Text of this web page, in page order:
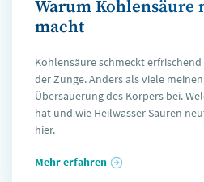
Warum Kohlensäure
macht
Kohlensäure schmeckt
der Zunge. Anders als viele
Übersäuerung des Körpers bei.
hat und wie Heilwässer Säuren
hier.
Mehr erfahren